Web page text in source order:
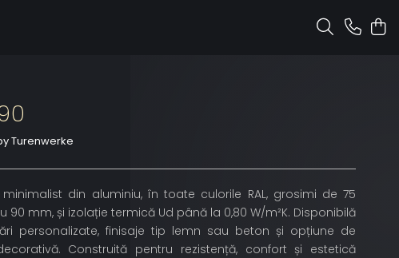
Turenwerke
minimalist din aluminiu, în toate culorile RAL, grosimi de 75
90 mm, și izolație termică Ud până la 0,80 W/m²K. Disponibilă
personalizate, finisaje tip lemn sau beton și opțiune de
Construită pentru rezistență, confort și estetică